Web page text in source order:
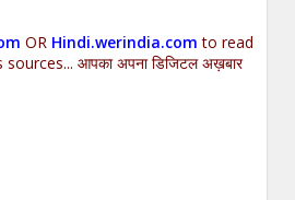
OR Hindi.werindia.com to read
आपका अपना डिजिटल अख़बार